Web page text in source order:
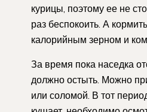
курицы, поэтому ее не
раз беспокоить. А
калорийным зерном и
За время пока наседка
должно остыть. Можно
или соломой. В тот